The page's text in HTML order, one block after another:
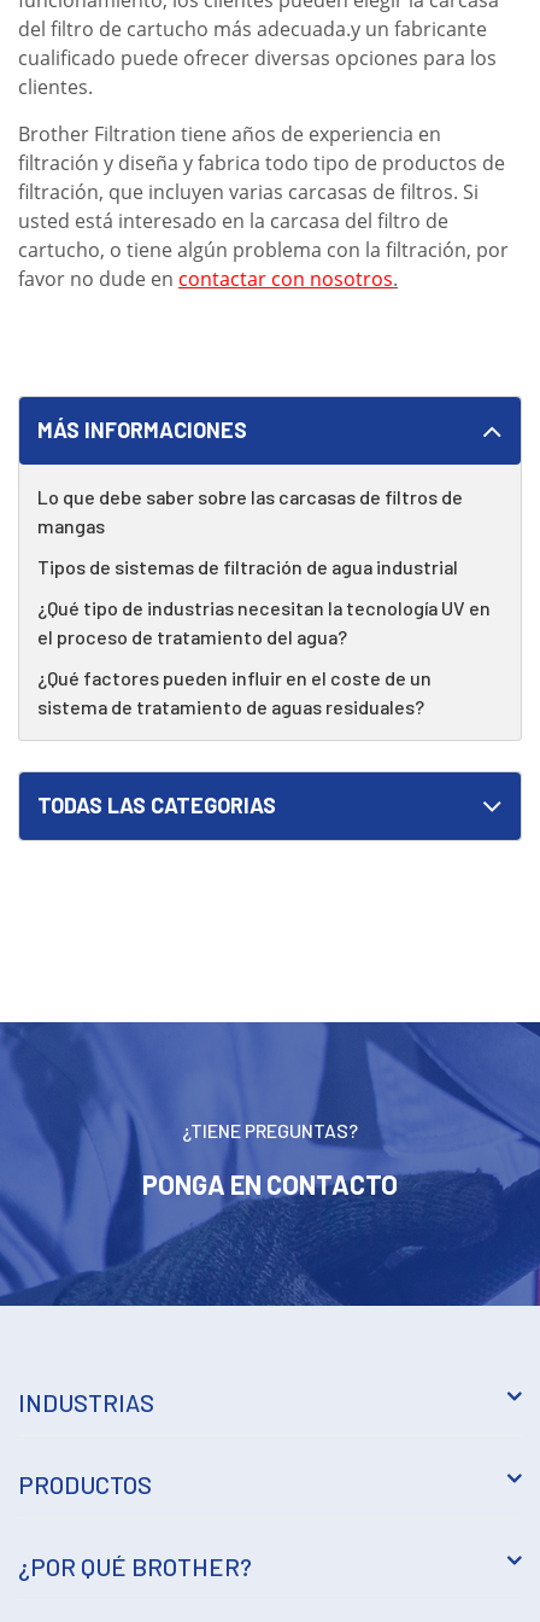
del filtro de cartucho más adecuada.y un fabricante
cualificado puede ofrecer diversas opciones para los
clientes.
Brother Filtration tiene años de experiencia en
filtración y diseña y fabrica todo tipo de productos de
filtración, que incluyen varias carcasas de filtros. Si
usted está interesado en la carcasa del filtro de
cartucho, o tiene algún problema con la filtración, por
favor no dude en contactar con nosotros.
MÁS INFORMACIONES
Lo que debe saber sobre las carcasas de filtros de
mangas
Tipos de sistemas de filtración de agua industrial
¿Qué tipo de industrias necesitan la tecnología UV en
el proceso de tratamiento del agua?
¿Qué factores pueden influir en el coste de un
sistema de tratamiento de aguas residuales?
TODAS LAS CATEGORIAS
¿TIENE PREGUNTAS?
PONGA EN CONTACTO
INDUSTRIAS
PRODUCTOS
¿POR QUÉ BROTHER?